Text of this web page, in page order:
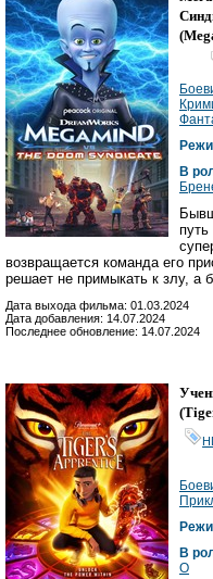
(
В
возвращается команда его
решает не примыкать к злу, а
Дата выхода фильма: 01.03.2024
Дата добавления: 14.07.2024
Последнее обновление: 14.07.2024
(
В
О